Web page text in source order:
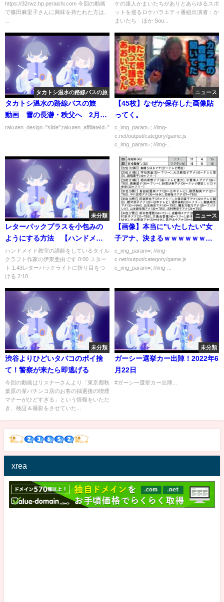
https://32rwz.hp.peraichi.com 今回の動画
で篠田麻里子さんに興味を持たれた方は、
...
ケの達人かまいたちがありとあらゆるスポ
ットを巡るロケバラエティ番組出演者：か
まいたち ほか Sou...
タカトシ温水の路線バスの旅
タカトシ温水の路線バスの旅
動画 雪の長瀞・秩父へ 2月25
日
rakuten_design="slide";rakuten_affiliateId="00ed0224.63...
ニュース
【45枚】なぜか保存した画像貼
ってく。
c_img_param=; //img-
c.net/output/category/game.js
c_img_param=; //img-...
未分類
レターパックプラスを小包みの
ようにする方法 【ハンドメイ
ド】メルカリにも全国一律料金
ハンドメイド教室の講師をしているタイル
クラフト作家の伊東亜由です 0:00 スター
ト 1:43レターパックライトに折り目をつ
ける 2:10 ...
ニュース
【画像】本当に"いたしたい"女
子アナ、決まるｗｗｗｗｗｗｗ
ｗｗｗｗｗｗｗｗｗ
c_img_param=; //img-
c.net/output/category/game.js
c_img_param=; //img-...
未分類
渋谷よりひどいタバコのポイ捨
て！警察が来たら即逃げる
今回の動画はリスナーさんより「東京都秋
葉原の某パチンコ店のお客の抽選後の喫煙
マナーがひどすぎる」という情報をいただ
き、検証＆撮影をさせていた...
未分類
ガーシー選挙カー出陣！2022年6
月22日
#ガーシー選挙カー出陣...
xrea